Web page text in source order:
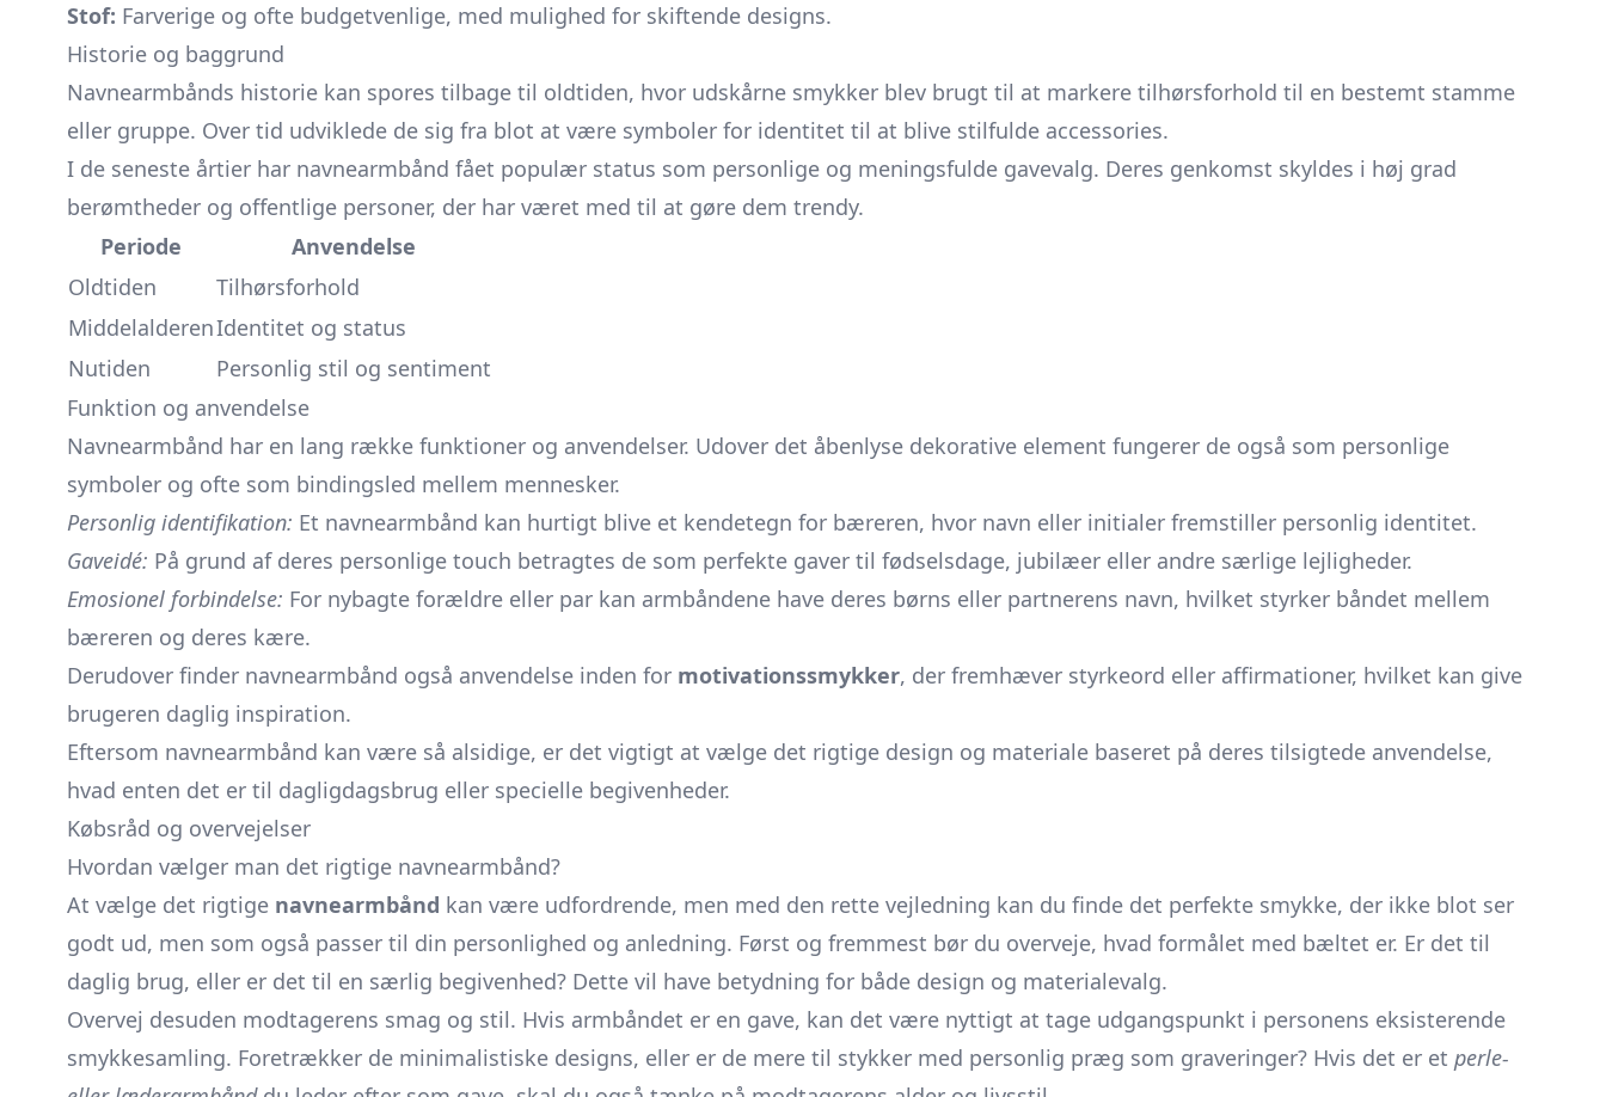
Stof: Farverige og ofte budgetvenlige, med mulighed for skiftende designs.
Historie og baggrund
Navnearmbånds historie kan spores tilbage til oldtiden, hvor udskårne smykker blev brugt til at markere tilhørsforhold til en bestemt stamme
eller gruppe. Over tid udviklede de sig fra blot at være symboler for identitet til at blive stilfulde accessories.
I de seneste årtier har navnearmbånd fået populær status som personlige og meningsfulde gavevalg. Deres genkomst skyldes i høj grad
berømtheder og offentlige personer, der har været med til at gøre dem trendy.
Periode
Anvendelse
Oldtiden
Tilhørsforhold
MiddelalderenIdentitet og status
Nutiden
Personlig stil og sentiment
Funktion og anvendelse
Navnearmbånd har en lang række funktioner og anvendelser. Udover det åbenlyse dekorative element fungerer de også som personlige
symboler og ofte som bindingsled mellem mennesker.
Personlig identifikation: Et navnearmbånd kan hurtigt blive et kendetegn for bæreren, hvor navn eller initialer fremstiller personlig identitet.
Gaveidé: På grund af deres personlige touch betragtes de som perfekte gaver til fødselsdage, jubilæer eller andre særlige lejligheder.
Emosionel forbindelse: For nybagte forældre eller par kan armbåndene have deres børns eller partnerens navn, hvilket styrker båndet mellem
bæreren og deres kære.
Derudover finder navnearmbånd også anvendelse inden for motivationssmykker, der fremhæver styrkeord eller affirmationer, hvilket kan give
brugeren daglig inspiration.
Eftersom navnearmbånd kan være så alsidige, er det vigtigt at vælge det rigtige design og materiale baseret på deres tilsigtede anvendelse,
hvad enten det er til dagligdagsbrug eller specielle begivenheder.
Købsråd og overvejelser
Hvordan vælger man det rigtige navnearmbånd?
At vælge det rigtige navnearmbånd kan være udfordrende, men med den rette vejledning kan du finde det perfekte smykke, der ikke blot ser
godt ud, men som også passer til din personlighed og anledning. Først og fremmest bør du overveje, hvad formålet med bæltet er. Er det til
daglig brug, eller er det til en særlig begivenhed? Dette vil have betydning for både design og materialevalg.
Overvej desuden modtagerens smag og stil. Hvis armbåndet er en gave, kan det være nyttigt at tage udgangspunkt i personens eksisterende
smykkesamling. Foretrækker de minimalistiske designs, eller er de mere til stykker med personlig præg som graveringer? Hvis det er et perle-